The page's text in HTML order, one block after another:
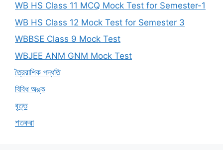
WB HS Class 11 MCQ Mock Test for Semester-1
WB HS Class 12 Mock Test for Semester 3
WBBSE Class 9 Mock Test
WBJEE ANM GNM Mock Test
ত্রৈরাশিক পদ্ধতি
বিবিধ অঙ্ক
বৃত্ত
শতকরা